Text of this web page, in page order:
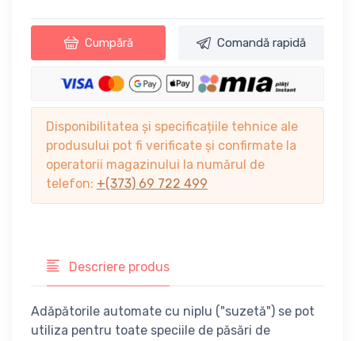
Cumpără Comandă rapidă
Disponibilitatea și specificațiile tehnice ale
produsului pot fi verificate și confirmate la
operatorii magazinului la numărul de
telefon: +(373) 69 722 499
Descriere produs
Adăpătorile automate cu niplu ("suzetă") se pot
utiliza pentru toate speciile de păsări de